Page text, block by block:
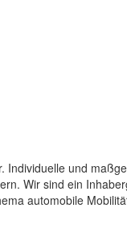
Individuelle und
Wir sind ein
automobile